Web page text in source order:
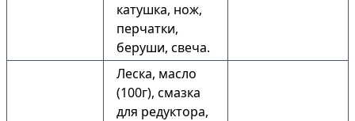
катушка, нож,
перчатки,
беруши, свеча.
Леска, масло
(100г), смазка
для редуктора,